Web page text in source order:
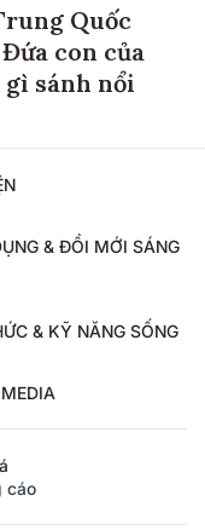
Quốc
con của
sánh nổi
& ĐỔI MỚI SÁNG
& KỸ NĂNG SỐNG
cáo